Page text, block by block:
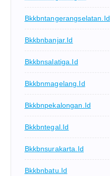
Bkkbntangerangselatan.id
Bkkbnbanjar.id
Bkkbnsalatiga.id
Bkkbnmagelang.id
Bkkbnpekalongan.id
Bkkbntegal.id
Bkkbnsurakarta.id
Bkkbnbatu.id